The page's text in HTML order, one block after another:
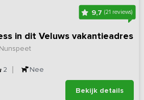
9,7(21 reviews)
in dit Veluws vakantieadres
2 Nee
Bekijk details